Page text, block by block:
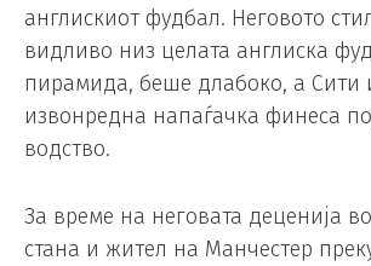
англискиот фудбал. Неговото
видливо низ целата англиска
пирамида, беше длабоко, а Сити
извонредна напаѓачка финеса
водство.
За време на неговата деценија
стана и жител на Манчестер